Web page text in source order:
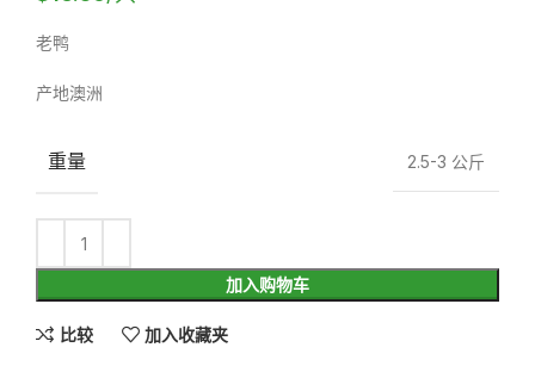
老鸭
产地澳洲
重量 2.5-3 公斤
加入购物车
比较 加入收藏夹